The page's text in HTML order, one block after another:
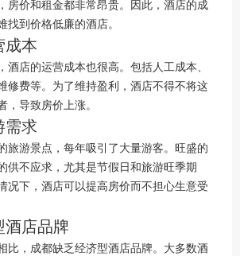
房价和租金都非常昂贵。因此，酒店的成
到价格低廉的酒店。
成本
酒店的运营成本也很高。包括人工成本、
修费等。为了维持盈利，酒店不得不将这
导致房价上涨。
需求
旅游景点，每年吸引了大量游客。旺盛的
供不应求，尤其是节假日和旅游旺季期
况下，酒店可以提高房价而不担心生意受
店品牌
比，成都缺乏经济型酒店品牌。大多数酒